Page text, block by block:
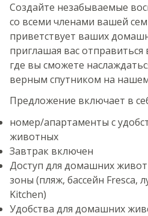
Создайте незабываемые
со всеми членами вашей
приветствует ваших
приглашая вас отправиться
где вы сможете
верным спутником на
Предложение включает в
номер/апартаменты с
животных
Завтрак включен
Доступ для домашних
зоны (пляж, бассейн Fresca,
Kitchen)
Удобства для домашних